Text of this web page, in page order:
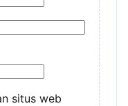
situs web